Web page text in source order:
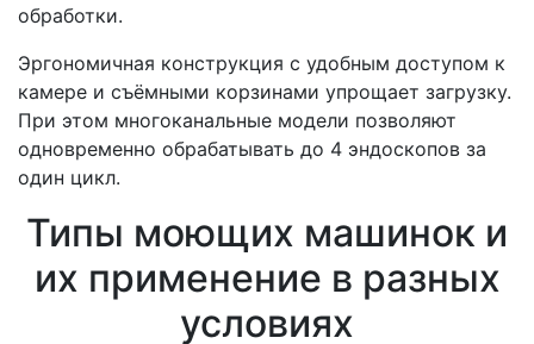
обработки.
Эргономичная конструкция с удобным доступом к
камере и съёмными корзинами упрощает загрузку.
При этом многоканальные модели позволяют
одновременно обрабатывать до 4 эндоскопов за
один цикл.
Типы моющих машинок и
их применение в разных
условиях